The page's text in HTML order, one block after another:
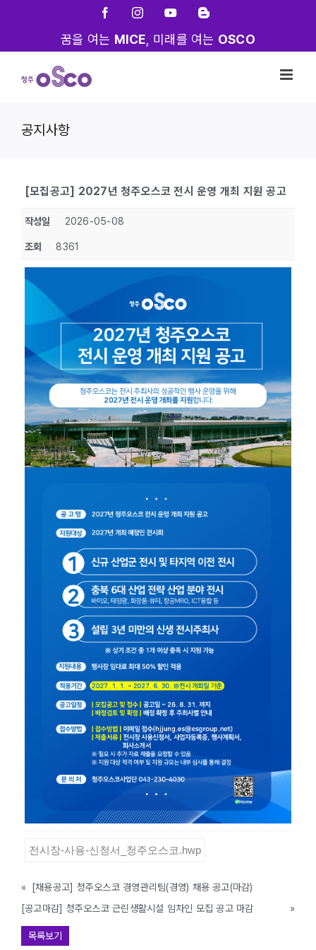
FacebookInstagramYouTubeBlogger
꿈을 여는 MICE , 미래를 여는 OSCO
공지사항
[모집공고] 2027년 청주오스코 전시 운영 개최 지원 공고
작성일 2026-05-08
조회 8361
전시장-사용-신청서_청주오스코.hwp
«
[채용공고] 청주오스코 경영관리팀(경영) 채용 공고(마감)
[공고마감] 청주오스코 근린생활시설 임차인 모집 공고 마감
»
목록보기